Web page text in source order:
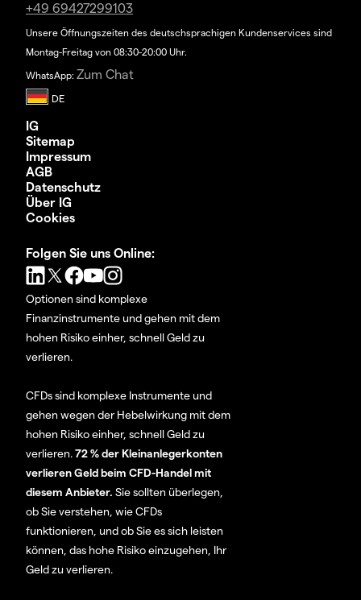
+49 69427299103
Unsere Öffnungszeiten des deutschsprachigen Kundenservices sind
Montag-Freitag von 08:30-20:00 Uhr.
WhatsApp: Zum Chat
IG
Sitemap
Impressum
AGB
Datenschutz
Über IG
Cookies
Folgen Sie uns Online:
Optionen sind komplexe
Finanzinstrumente und gehen mit dem
hohen Risiko einher, schnell Geld zu
verlieren.
CFDs sind komplexe Instrumente und
gehen wegen der Hebelwirkung mit dem
hohen Risiko einher, schnell Geld zu
verlieren.72 % der Kleinanlegerkonten
verlieren Geld beim CFD-Handel mit
diesem Anbieter. Sie sollten überlegen,
ob Sie verstehen, wie CFDs
funktionieren, und ob Sie es sich leisten
können, das hohe Risiko einzugehen, Ihr
Geld zu verlieren.